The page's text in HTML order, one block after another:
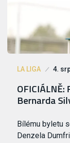
LA LIGA 4.
Bernarda
Bílému byletu
Denzela